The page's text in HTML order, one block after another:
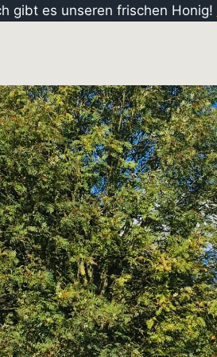
gibt es unseren frischen Honig!